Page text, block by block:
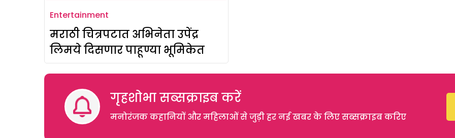
Entertainment
मराठी चित्रपटात अभिनेता उपेंद्र
लिमये दिसणार पाहूण्या भूमिकेत
गृहशोभा सब्सक्राइब करें
मनोरंजक कहानियों और महिलाओं से जुड़ी हर नई खबर के लिए सब्सक्राइब करिए